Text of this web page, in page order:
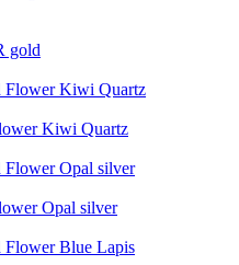
gold
Kiwi Quartz
Opal silver